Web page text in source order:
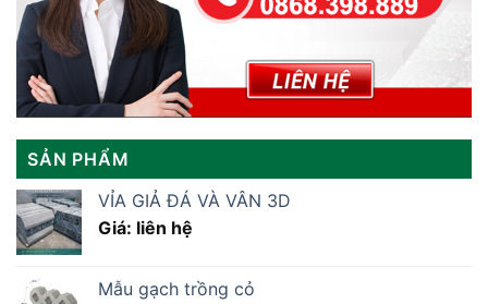
SẢN PHẨM
VỈA GIẢ ĐÁ VÀ VÂN 3D
Giá: liên hệ
Mẫu gạch trồng cỏ